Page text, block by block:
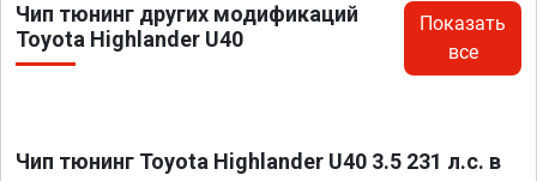
Чип тюнинг других модификаций
Toyota Highlander U40
Показать
все
Чип тюнинг Toyota Highlander U40 3.5 231 л.с. в